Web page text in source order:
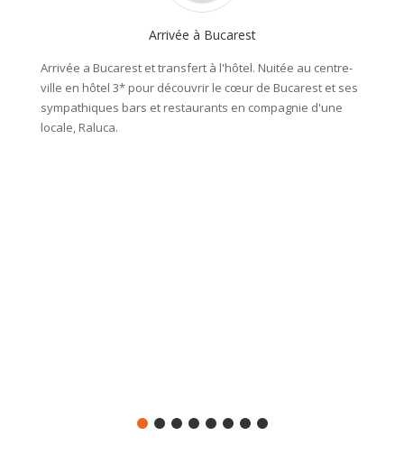
Arrivée à Bucarest
Arrivée a Bucarest et transfert à l'hôtel. Nuitée au centre-
ville en hôtel 3* pour découvrir le cœur de Bucarest et ses
sympathiques bars et restaurants en compagnie d'une
locale, Raluca.